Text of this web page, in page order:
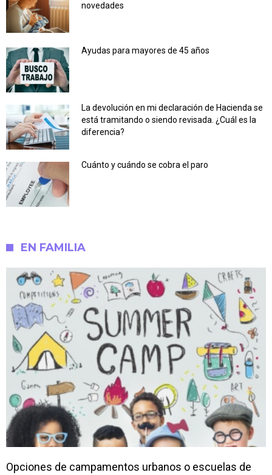
novedades
Ayudas para mayores de 45 años
La devolución en mi declaración de Hacienda se
está tramitando o siendo revisada. ¿Cuál es la
diferencia?
Cuánto y cuándo se cobra el paro
EN FAMILIA
Opciones de campamentos urbanos o escuelas de